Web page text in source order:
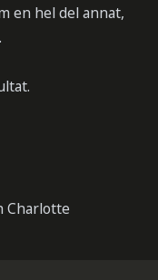
en hel del annat,
Charlotte